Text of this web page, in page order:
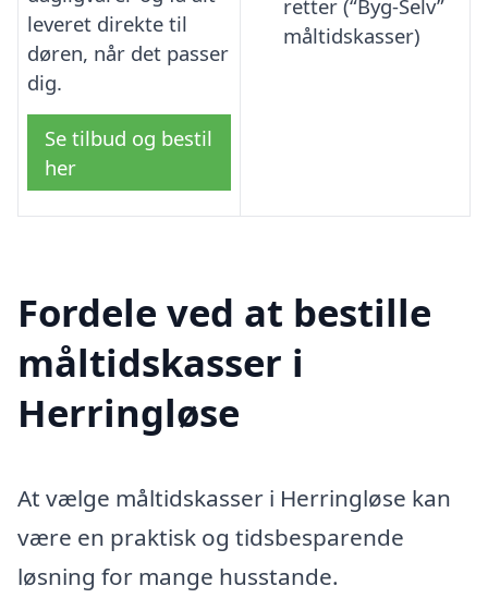
leveret direkte til
døren, når det passer
dig.
Se tilbud og bestil
her
retter (“Byg-Selv”
måltidskasser)
Fordele ved at bestille
måltidskasser i
Herringløse
At vælge måltidskasser i Herringløse kan
være en praktisk og tidsbesparende
løsning for mange husstande.